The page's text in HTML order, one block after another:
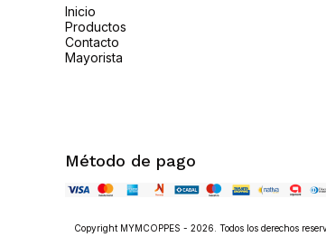
Inicio
Productos
Contacto
Mayorista
Método de pago
Copyright MYMCOPPES - 2026. Todos los derechos